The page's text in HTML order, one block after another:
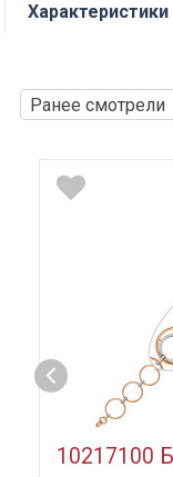
Характеристики
Ранее смотрели
10217100